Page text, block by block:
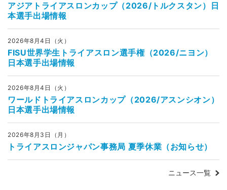
アジアトライアスロンカップ（2026/トルクスタン）日
本選手出場情報
2026年8月4日（火）
FISU世界学生トライアスロン選手権（2026/ニヨン）
日本選手出場情報
2026年8月4日（火）
ワールドトライアスロンカップ（2026/アスンシオン）
日本選手出場情報
2026年8月3日（月）
トライアスロンジャパン事務局 夏季休業（お知らせ）
ニュース一覧